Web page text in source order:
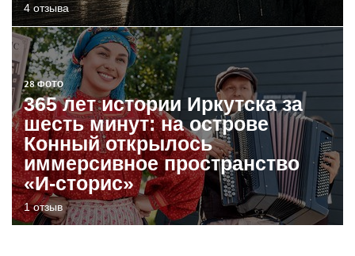
4 отзыва
28 ФОТО
365 лет истории Иркутска за
шесть минут: на острове
Конный открылось
иммерсивное пространство
«И-сторис»
1 отзыв